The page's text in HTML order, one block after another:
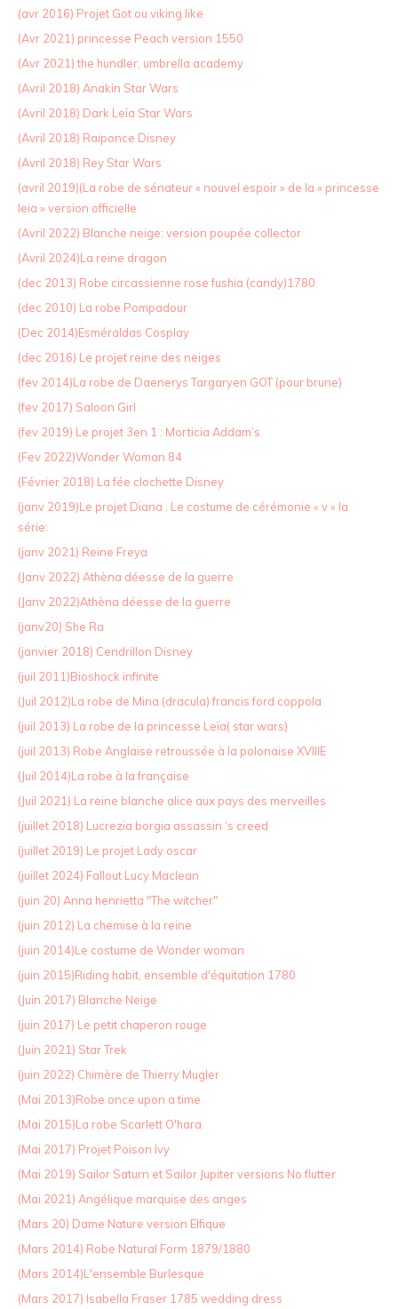
(avr 2016) Projet Got ou viking like
(Avr 2021) princesse Peach version 1550
(Avr 2021) the hundler, umbrella academy
(Avril 2018) Anakin Star Wars
(Avril 2018) Dark Leïa Star Wars
(Avril 2018) Raiponce Disney
(Avril 2018) Rey Star Wars
(avril 2019)(La robe de sénateur « nouvel espoir » de la « princesse
leia » version officielle
(Avril 2022) Blanche neige: version poupée collector
(Avril 2024)La reine dragon
(dec 2013) Robe circassienne rose fushia (candy)1780
(dec 2010) La robe Pompadour
(Dec 2014)Esméraldas Cosplay
(dec 2016) Le projet reine des neiges
(fev 2014)La robe de Daenerys Targaryen GOT (pour brune)
(fev 2017) Saloon Girl
(fev 2019) Le projet 3en 1 : Morticia Addam’s
(Fev 2022)Wonder Woman 84
(Février 2018) La fée clochette Disney
(janv 2019)Le projet Diana , Le costume de cérémonie « v » la
série:
(janv 2021) Reine Freya
(Janv 2022) Athèna déesse de la guerre
(Janv 2022)Athèna déesse de la guerre
(janv20) She Ra
(janvier 2018) Cendrillon Disney
(juil 2011)Bioshock infinite
(Juil 2012)La robe de Mina (dracula) francis ford coppola
(juil 2013) La robe de la princesse Leïa( star wars)
(juil 2013) Robe Anglaise retroussée à la polonaise XVIIIE
(Juil 2014)La robe à la française
(Juil 2021) La reine blanche alice aux pays des merveilles
(juillet 2018) Lucrezia borgia assassin ‘s creed
(juillet 2019) Le projet Lady oscar
(juillet 2024) Fallout Lucy Maclean
(juin 20) Anna henrietta "The witcher"
(juin 2012) La chemise à la reine
(juin 2014)Le costume de Wonder woman
(juin 2015)Riding habit, ensemble d'équitation 1780
(Juin 2017) Blanche Neige
(juin 2017) Le petit chaperon rouge
(Juin 2021) Star Trek
(juin 2022) Chimère de Thierry Mugler
(Mai 2013)Robe once upon a time
(Mai 2015)La robe Scarlett O'hara
(Mai 2017) Projet Poison Ivy
(Mai 2019) Sailor Saturn et Sailor Jupiter versions No flutter
(Mai 2021) Angélique marquise des anges
(Mars 20) Dame Nature version Elfique
(Mars 2014) Robe Natural Form 1879/1880
(Mars 2014)L'ensemble Burlesque
(Mars 2017) Isabella Fraser 1785 wedding dress